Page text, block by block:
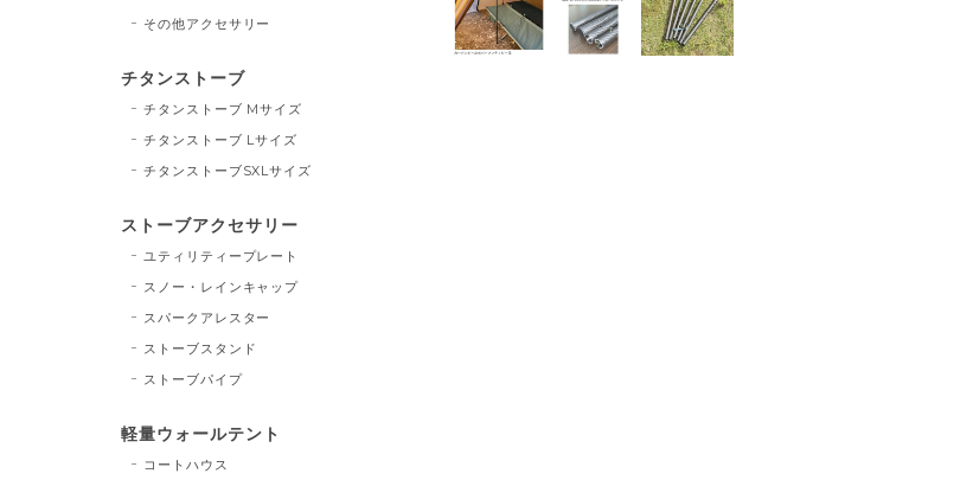
その他アクセサリー
チタンストーブ
チタンストーブ Mサイズ
チタンストーブ Lサイズ
チタンストーブSXLサイズ
ストーブアクセサリー
ユティリティープレート
スノー・レインキャップ
スパークアレスター
ストーブスタンド
ストーブパイプ
軽量ウォールテント
コートハウス